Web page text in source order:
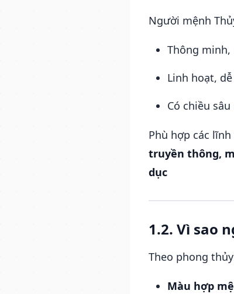
Người mệnh
Thông
Linh hoạt,
Có chiều
Phù hợp các lĩnh
truyền thông,
dục
1.2. Vì sao
Theo phong
Màu hợp